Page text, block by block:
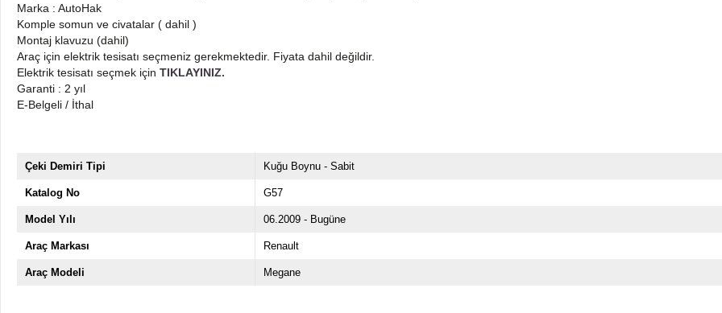
Marka : AutoHak
Komple somun ve civatalar ( dahil )
Montaj klavuzu (dahil)
Araç için elektrik tesisatı seçmeniz gerekmektedir. Fiyata dahil değildir.
Elektrik tesisatı seçmek için TIKLAYINIZ.
Garanti : 2 yıl
E-Belgeli / İthal
Çeki Demiri Tipi Kuğu Boynu - Sabit
Katalog No G57
Model Yılı 06.2009 - Bugüne
Araç Markası Renault
Araç Modeli Megane